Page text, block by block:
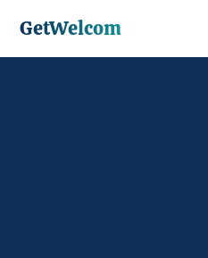
GetWelcom